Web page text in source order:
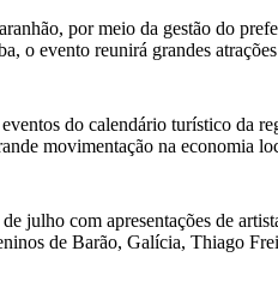
por meio da gestão do
o evento reunirá grandes
do calendário turístico da
movimentação na economia
julho com apresentações de
de Barão, Galícia, Thiago